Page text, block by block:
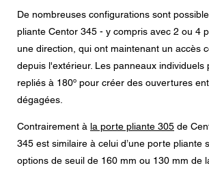
De nombreuses configurations sont
pliante Centor 345 - y compris avec 2 ou 4
une direction, qui ont maintenant un accès
depuis l'extérieur. Les panneaux individuels
repliés à 180º pour créer des ouvertures
dégagées.
Contrairement à la porte pliante 305 de
345 est similaire à celui d’une porte pliante
options de seuil de 160 mm ou 130 mm de
CAPTCHA
Cette question sert à vérifier si vous êtes
humain ou non afin d'éviter les
Consentement à la protection des
J'accepte que mes données